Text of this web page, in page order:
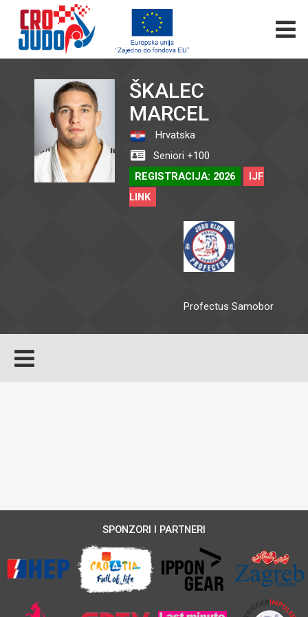
ŠKALEC
MARCEL
Hrvatska
Seniori +100
REGISTRACIJA: 2026
IJF
LINK
Profectus Samobor
SPONZORI I PARTNERI